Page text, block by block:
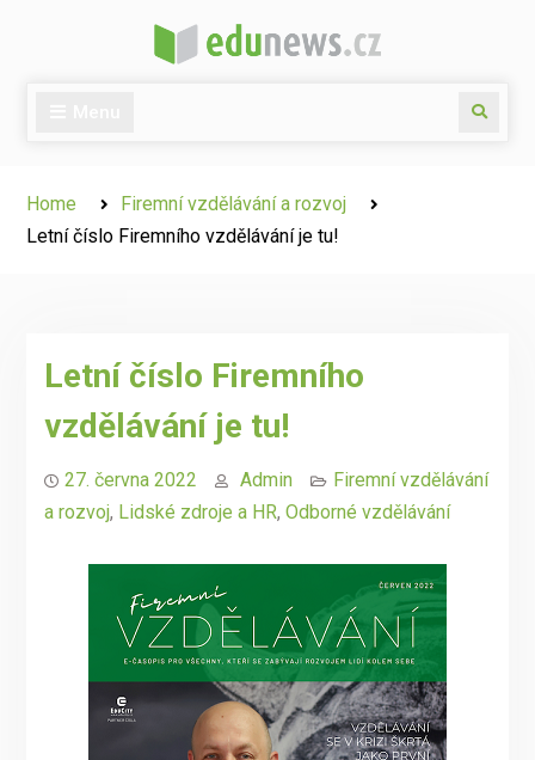
Search
Home
Firemní vzdělávání a rozvoj
Letní číslo Firemního vzdělávání je tu!
Letní číslo Firemního
vzdělávání je tu!
27. června 2022 Admin
Firemní vzdělávání
a rozvoj, Lidské zdroje a HR, Odborné vzdělávání